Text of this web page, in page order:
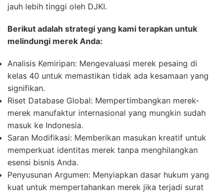
jauh lebih tinggi oleh DJKI.
Berikut adalah strategi yang kami terapkan untuk
melindungi merek Anda:
Analisis Kemiripan: Mengevaluasi merek pesaing di
kelas 40 untuk memastikan tidak ada kesamaan yang
signifikan.
Riset Database Global: Mempertimbangkan merek-
merek manufaktur internasional yang mungkin sudah
masuk ke Indonesia.
Saran Modifikasi: Memberikan masukan kreatif untuk
memperkuat identitas merek tanpa menghilangkan
esensi bisnis Anda.
Penyusunan Argumen: Menyiapkan dasar hukum yang
kuat untuk mempertahankan merek jika terjadi surat